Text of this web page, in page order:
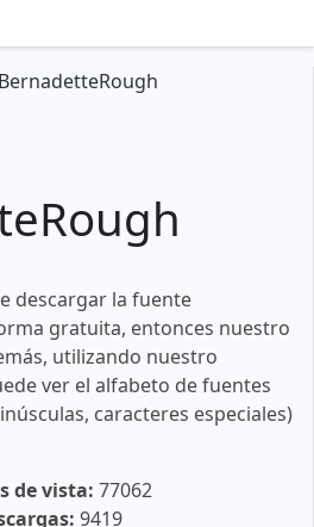
BernadetteRough
descargar la fuente
gratuita, entonces nuestro
utilizando nuestro
ver el alfabeto de fuentes
caracteres especiales)
de vista: 77062
9419